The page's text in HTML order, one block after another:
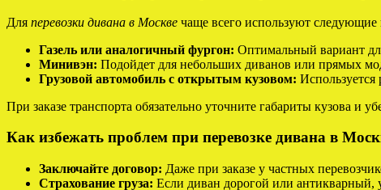
Для перевозки дивана в Москве чаще всего используют следующие
Газель или аналогичный фургон: Оптимальный вариант
Минивэн: Подойдет для небольших диванов или прямых
Грузовой автомобиль с открытым кузовом: Используется
При заказе транспорта обязательно уточните габариты кузова и
Как избежать проблем при перевозке дивана в
Заключайте договор: Даже при заказе у частных
Страхование груза: Если диван дорогой или антикварный,